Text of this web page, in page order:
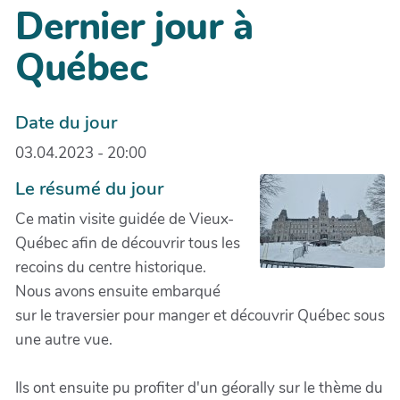
Dernier jour à
Québec
Date du jour
03.04.2023 - 20:00
Le résumé du jour
Ce matin visite guidée de Vieux-
Québec afin de découvrir tous les
recoins du centre historique.
Nous avons ensuite embarqué
sur le traversier pour manger et découvrir Québec sous
une autre vue.
Ils ont ensuite pu profiter d'un géorally sur le thème du